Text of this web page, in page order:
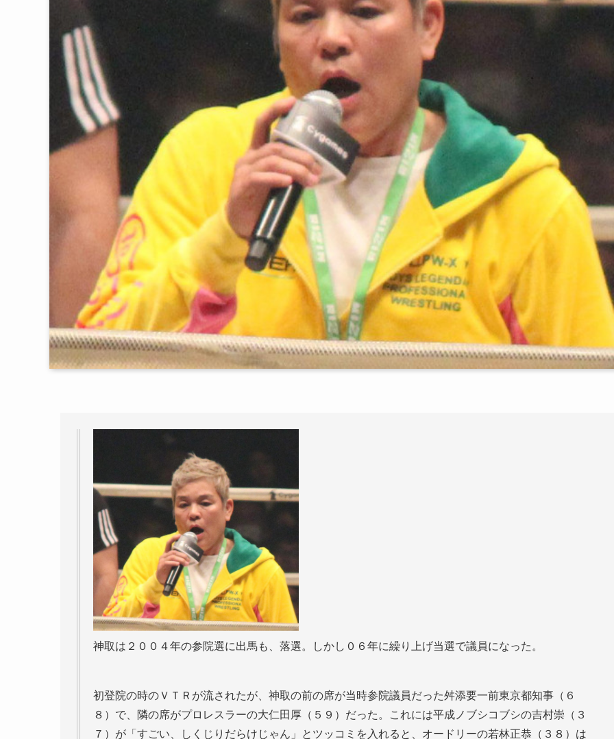
神取は２００４年の参院選に出馬も、落選。しかし０６年に繰り上げ当選で議員になった。
初登院の時のＶＴＲが流されたが、神取の前の席が当時参院議員だった舛添要一前東京都知事（６
８）で、隣の席がプロレスラーの大仁田厚（５９）だった。これには平成ノブシコブシの吉村崇（３
７）が「すごい、しくじりだらけじゃん」とツッコミを入れると、オードリーの若林正恭（３８）は